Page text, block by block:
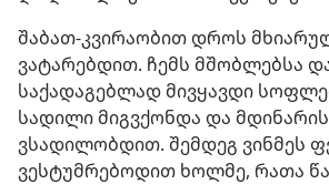
შაბათ-კვირაობით დროს
ვატარებდით. ჩემს მშობლებსა
საქადაგებლად მივყავდი
სადილი მიგვქონდა და
ვსადილობდით. შემდეგ ვინმეს
ვესტუმრებოდით ხოლმე, რათა